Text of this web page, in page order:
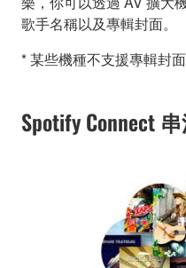
歌手名稱以及專輯封面。
* 某些機種不支援專輯封
Spotify Connect